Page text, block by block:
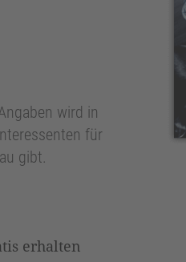
wird in
für
gibt.
erhalten